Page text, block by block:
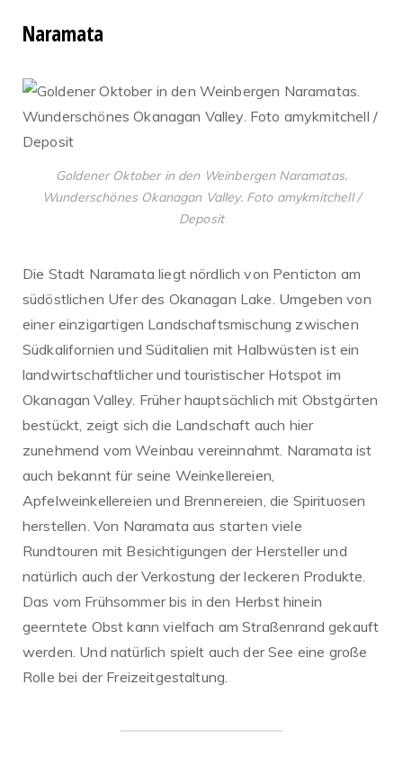
Naramata
Goldener Oktober in den Weinbergen Naramatas.
Wunderschönes Okanagan Valley. Foto amykmitchell /
Deposit
Die Stadt Naramata liegt nördlich von Penticton am
südöstlichen Ufer des Okanagan Lake. Umgeben von
einer einzigartigen Landschaftsmischung zwischen
Südkalifornien und Süditalien mit Halbwüsten ist ein
landwirtschaftlicher und touristischer Hotspot im
Okanagan Valley. Früher hauptsächlich mit Obstgärten
bestückt, zeigt sich die Landschaft auch hier
zunehmend vom Weinbau vereinnahmt. Naramata ist
auch bekannt für seine Weinkellereien,
Apfelweinkellereien und Brennereien, die Spirituosen
herstellen. Von Naramata aus starten viele
Rundtouren mit Besichtigungen der Hersteller und
natürlich auch der Verkostung der leckeren Produkte.
Das vom Frühsommer bis in den Herbst hinein
geerntete Obst kann vielfach am Straßenrand gekauft
werden. Und natürlich spielt auch der See eine große
Rolle bei der Freizeitgestaltung.